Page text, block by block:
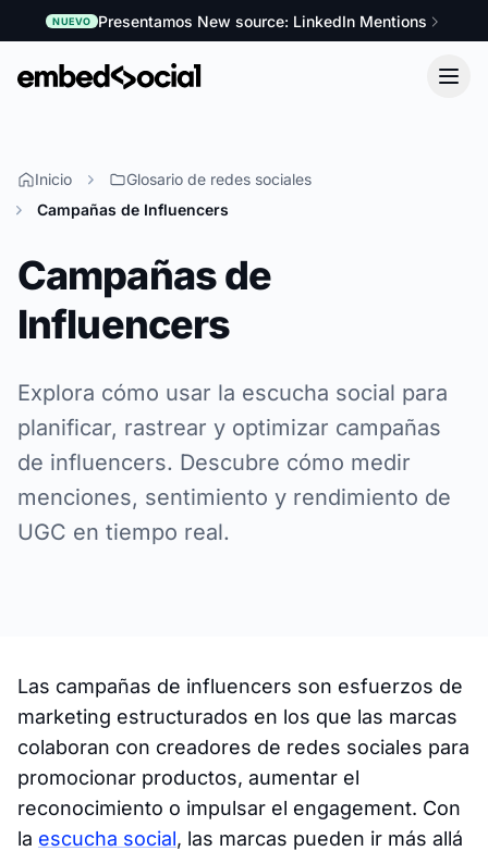
NUEVO Presentamos New source: LinkedIn Mentions
Inicio
Glosario de redes sociales
Campañas de Influencers
Campañas de
Influencers
Explora cómo usar la escucha social para
planificar, rastrear y optimizar campañas
de influencers. Descubre cómo medir
menciones, sentimiento y rendimiento de
UGC en tiempo real.
Las campañas de influencers son esfuerzos de
marketing estructurados en los que las marcas
colaboran con creadores de redes sociales para
promocionar productos, aumentar el
reconocimiento o impulsar el engagement. Con
la escucha social, las marcas pueden ir más allá